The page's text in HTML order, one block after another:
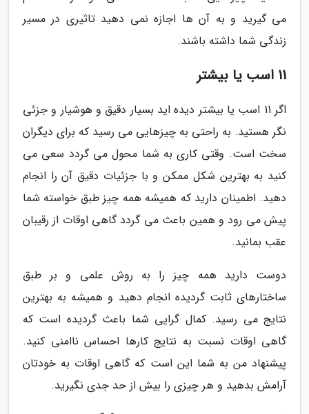
می گیرید و به آن ها اجازه نمی دهید تاثیری در مسیر
زندگی شما داشته باشند.
11 اسب یا بیشتر
اگر 11 اسب یا بیشتر دیده اید بسیار دقیق و هوشیار و جزئی
نگر هستید. به راحتی به چیزهایی می رسید که برای دیگران
سخت است. وقتی کاری به شما محول می گردد سعی می
کنید به بهترین شکل ممکن و با جزئیات دقیق آن را انجام
دهید. اطمینان دارید که همیشه همه چیز طبق خواسته شما
پیش می رود و همین باعث می گردد گاهی اوقات از رقیبان
عقب بمانید.
دوست دارید همه چیز را به روش علمی و بر طبق
ساختارهای ثابت گردیده انجام دهید و همیشه به بهترین
نتایج می رسید. کمال گرایی شما باعث گردیده است که
گاهی اوقات نسبت به نتایج کارها احساس ناامنی کنید.
پیشنهاد من به شما این است که گاهی اوقات به خودتان
آرامش بدهید و هر چیزی را بیش از حد جدی نگیرید.